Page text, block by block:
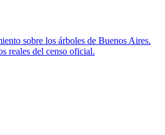
sobre los árboles de Buenos Aires.
reales del censo oficial.